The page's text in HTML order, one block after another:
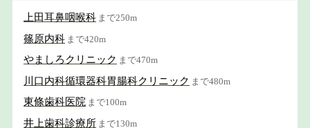
上田耳鼻咽喉科 まで250m
篠原内科 まで420m
やましろクリニック まで470m
川口内科循環器科胃腸科クリニック まで480m
東條歯科医院 まで100m
井上歯科診療所 まで130m